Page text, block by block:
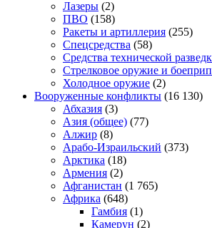
Лазеры (2)
ПВО (158)
Ракеты и артиллерия (255)
Спецсредства (58)
Средства технической
Стрелковое оружие и
Холодное оружие (2)
Вооруженные конфликты (16 130)
Абхазия (3)
Азия (общее) (77)
Алжир (8)
Арабо-Израильский (373)
Арктика (18)
Армения (2)
Афганистан (1 765)
Африка (648)
Гамбия (1)
Камерун (2)